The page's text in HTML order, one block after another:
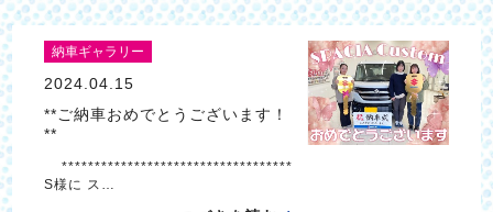
納車ギャラリー
2024.04.15
**ご納車おめでとうございます！
**
***********************************
S様に ス…